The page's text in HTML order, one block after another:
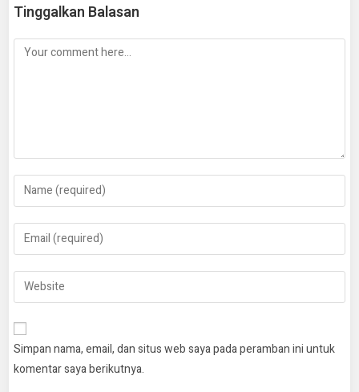
Tinggalkan Balasan
Simpan nama, email, dan situs web saya pada peramban ini untuk
komentar saya berikutnya.